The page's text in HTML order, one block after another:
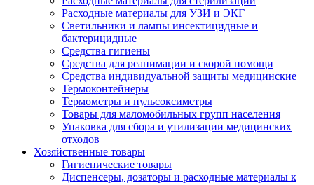
Расходные материалы для УЗИ и ЭКГ
Светильники и лампы инсектицидные и
бактерицидные
Средства гигиены
Средства для реанимации и скорой помощи
Средства индивидуальной защиты медицинские
Термоконтейнеры
Термометры и пульсоксиметры
Товары для маломобильных групп населения
Упаковка для сбора и утилизации медицинских
отходов
Хозяйственные товары
Гигиенические товары
Диспенсеры, дозаторы и расходные материалы к